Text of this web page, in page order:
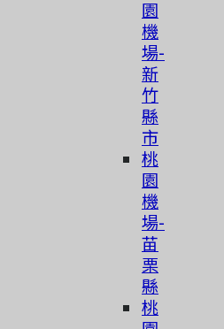
園
機
場-
新
竹
縣
市
桃
園
機
場-
苗
栗
縣
桃